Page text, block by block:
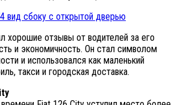
хорошие отзывы от водителей за его
и экономичность. Он стал символом
и использовался как маленький
такси и городская доставка.